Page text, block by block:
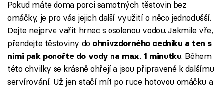
Pokud máte doma porci samotných těstovin bez
omáčky, je pro vás jejich další využití o něco jednodušší.
Dejte nejprve vařit hrnec s osolenou vodou. Jakmile vře,
přendejte těstoviny do ohnivzdorného cedníku a ten s
nimi pak ponořte do vody na max. 1 minutku. Během
této chvilky se krásně ohřejí a jsou připravené k dalšímu
servírování. Už jen stačí mít po ruce hotovou omáčku a